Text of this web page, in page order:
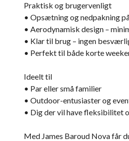
Praktisk og brugervenligt
• Opsætning og nedpakning
• Aerodynamisk design –
• Klar til brug – ingen
• Perfekt til både korte
Ideelt til
• Par eller små familier
• Outdoor-entusiaster og
• Dig der vil have fleksibilitet
Med James Baroud Nova får